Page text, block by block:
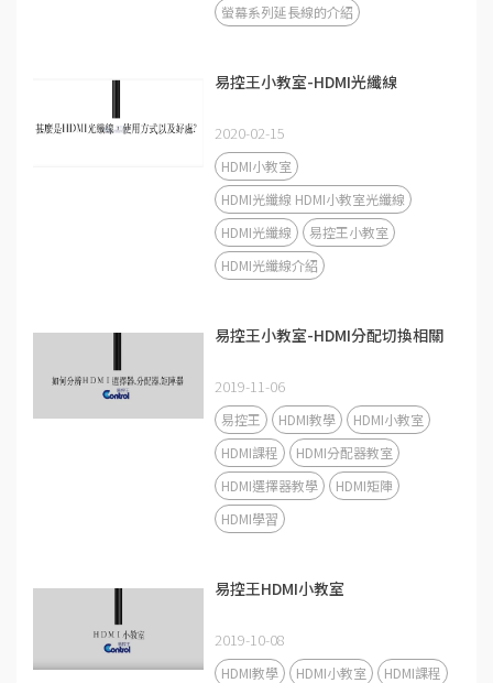
螢幕系列延長線的介紹
易控王小教室-HDMI光纖線
2020-02-15
HDMI小教室
HDMI光纖線 HDMI小教室光纖線
HDMI光纖線
易控王小教室
HDMI光纖線介紹
易控王小教室-HDMI分配切換相關
2019-11-06
易控王 HDMI教學
HDMI小教室
HDMI課程
HDMI分配器教室
HDMI選擇器教學
HDMI矩陣
HDMI學習
易控王HDMI小教室
2019-10-08
HDMI教學 HDMI小教室
HDMI課程